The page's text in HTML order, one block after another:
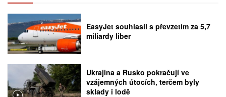
EasyJet souhlasil s převzetím za 5,7
miliardy liber
Ukrajina a Rusko pokračují ve
vzájemných útocích, terčem byly
sklady i lodě